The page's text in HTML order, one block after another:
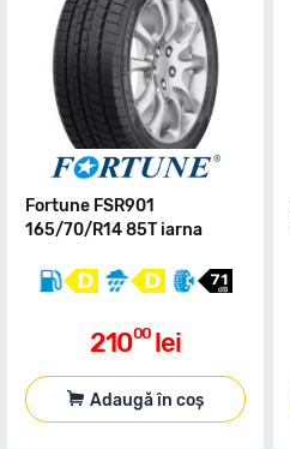
Fortune FSR901
165/70/R14 85T iarna
21000 lei
Adaugă în coș